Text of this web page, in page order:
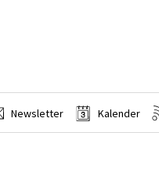
Newsletter Kalender